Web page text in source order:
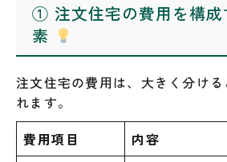
① 注文住宅の費用を構成
素
注文住宅の費用は、大きく分け
れます。
費用項目
内容